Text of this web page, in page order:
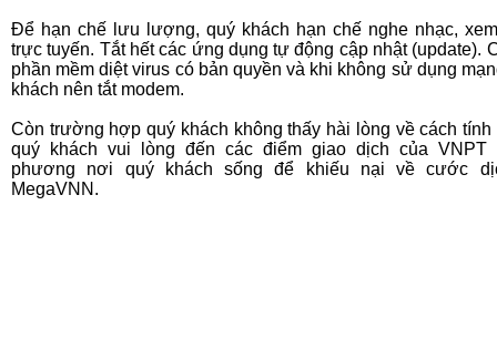
Để hạn chế lưu lượng, quý khách hạn chế nghe nhạc,
trực tuyến. Tắt hết các ứng dụng tự động cập nhật (update).
phần mềm diệt virus có bản quyền và khi không sử dụng
khách nên tắt modem.
Còn trường hợp quý khách không thấy hài lòng về cách
quý khách vui lòng đến các điểm giao dịch của
phương nơi quý khách sống để khiếu nại về cước
MegaVNN.